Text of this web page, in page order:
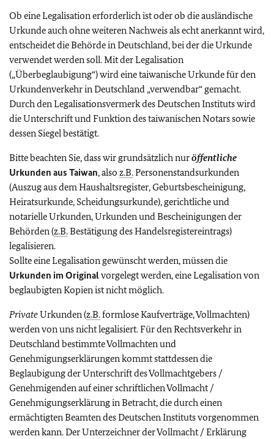
Ob eine Legalisation erforderlich ist oder ob die ausländische
Urkunde auch ohne weiteren Nachweis als echt anerkannt wird,
entscheidet die Behörde in Deutschland, bei der die Urkunde
verwendet werden soll. Mit der Legalisation
(„Überbeglaubigung“) wird eine taiwanische Urkunde für den
Urkundenverkehr in Deutschland „verwendbar“ gemacht.
Durch den Legalisationsvermerk des Deutschen Instituts wird
die Unterschrift und Funktion des taiwanischen Notars sowie
dessen Siegel bestätigt.
Bitte beachten Sie, dass wir grundsätzlich nuröffentliche
Urkunden aus Taiwan, also z.B.Personenstandsurkunden
(Auszug aus dem Haushaltsregister, Geburtsbescheinigung,
Heiratsurkunde, Scheidungsurkunde), gerichtliche und
notarielle Urkunden, Urkunden und Bescheinigungen der
Behörden (z.B.Bestätigung des Handelsregistereintrags)
legalisieren.
Sollte eine Legalisation gewünscht werden, müssen die
Urkunden im Originalvorgelegt werden, eine Legalisation von
beglaubigten Kopien ist nicht möglich.
PrivateUrkunden (z.B.formlose Kaufverträge, Vollmachten)
werden von uns nicht legalisiert. Für den Rechtsverkehr in
Deutschland bestimmte Vollmachten und
Genehmigungserklärungen kommt stattdessen die
Beglaubigung der Unterschrift des Vollmachtgebers /
Genehmigenden auf einer schriftlichen Vollmacht /
Genehmigungserklärung in Betracht, die durch einen
ermächtigten Beamten des Deutschen Instituts vorgenommen
werden kann. Der Unterzeichner der Vollmacht / Erklärung